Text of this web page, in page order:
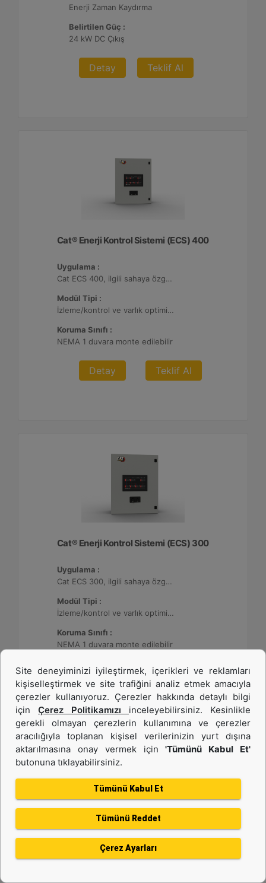
Enerji Zaman Kaydırma
Belirtilen Güç :
24 kW DC Çıkış
Detay Teklif Al
Cat® Enerji Kontrol Sistemi (ECS) 400
Uygulama :
Cat ECS 400, ilgili sahaya özgü varlık gereksinimlerini karşılayacak şekilde yapılandırılabildiği çeşitli mikro şebekelerde kullanılmaktadır.
Modül Tipi :
İzleme/kontrol ve varlık optimizasyonu, 32 adede kadar Dağıtılmış Enerji Kaynağı (DER) ile yapılandırılabilir.
Koruma Sınıfı :
NEMA 1 duvara monte edilebilir
Detay Teklif Al
Cat® Enerji Kontrol Sistemi (ECS) 300
Uygulama :
Cat ECS 300, ilgili sahaya özgü varlık gereksinimlerini karşılayacak şekilde yapılandırılabildiği çeşitli mikro şebekelerde kullanılmaktadır.
Modül Tipi :
İzleme/kontrol ve varlık optimizasyonu, 4 adede kadar Dağıtılmış Enerji Kaynağı (DER) ile yapılandırılabilir.
Koruma Sınıfı :
NEMA 1 duvara monte edilebilir
Detay Teklif Al
DE26E3S (50 Hz)
Site deneyiminizi iyileştirmek, içerikleri ve reklamları
kişiselleştirmek ve site trafiğini analiz etmek amacıyla
çerezler kullanıyoruz. Çerezler hakkında detaylı bilgi
için Çerez Politikamızı inceleyebilirsiniz. Kesinlikle
gerekli olmayan çerezlerin kullanımına ve çerezler
aracılığıyla toplanan kişisel verilerinizin yurt dışına
aktarılmasına onay vermek için'Tümünü Kabul Et'
butonuna tıklayabilirsiniz.
Tümünü Kabul Et
Tümünü Reddet
Çerez Ayarları